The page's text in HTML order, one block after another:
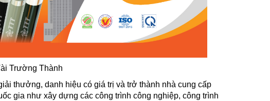
Trường Thành
thưởng, danh hiệu có giá trị và trở thành nhà cung cấp
gia như xây dựng các công trình công nghiệp, công trình